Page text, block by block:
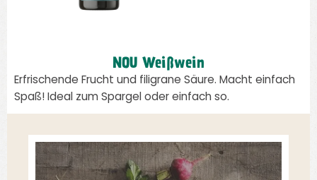
NOU Weißwein
Erfrischende Frucht und filigrane Säure. Macht einfach
Spaß! Ideal zum Spargel oder einfach so.